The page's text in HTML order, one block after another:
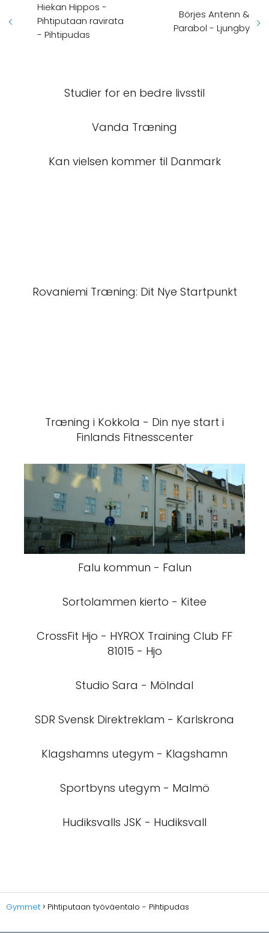
Hiekan Hippos -
Pihtiputaan ravirata
- Pihtipudas
Börjes Antenn &
Parabol - Ljungby
Studier for en bedre livsstil
Vanda Træning
Kan vielsen kommer til Danmark
Rovaniemi Træning: Dit Nye Startpunkt
Træning i Kokkola - Din nye start i
Finlands Fitnesscenter
Falu kommun - Falun
Sortolammen kierto - Kitee
CrossFit Hjo - HYROX Training Club FF
81015 - Hjo
Studio Sara - Mölndal
SDR Svensk Direktreklam - Karlskrona
Klagshamns utegym - Klagshamn
Sportbyns utegym - Malmö
Hudiksvalls JSK - Hudiksvall
Gymmet Pihtiputaan työväentalo - Pihtipudas